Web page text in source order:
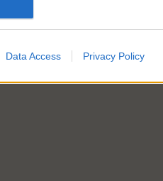
Data Access Privacy Policy